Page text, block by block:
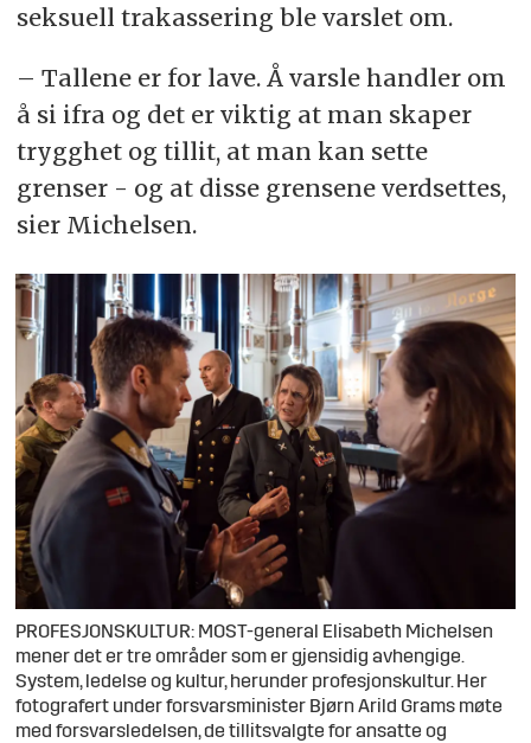
seksuell trakassering ble varslet om.
– Tallene er for lave. Å varsle handler om
å si ifra og det er viktig at man skaper
trygghet og tillit, at man kan sette
grenser - og at disse grensene verdsettes,
sier Michelsen.
PROFESJONSKULTUR: MOST-general Elisabeth Michelsen
mener det er tre områder som er gjensidig avhengige.
System, ledelse og kultur, herunder profesjonskultur. Her
fotografert under forsvarsminister Bjørn Arild Grams møte
med forsvarsledelsen, de tillitsvalgte for ansatte og